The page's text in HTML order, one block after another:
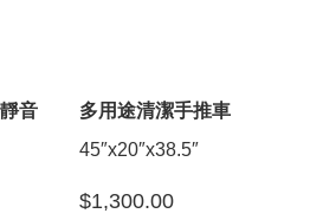
音
多用途清潔手推車
45″x20″x38.5″
$1,300.00